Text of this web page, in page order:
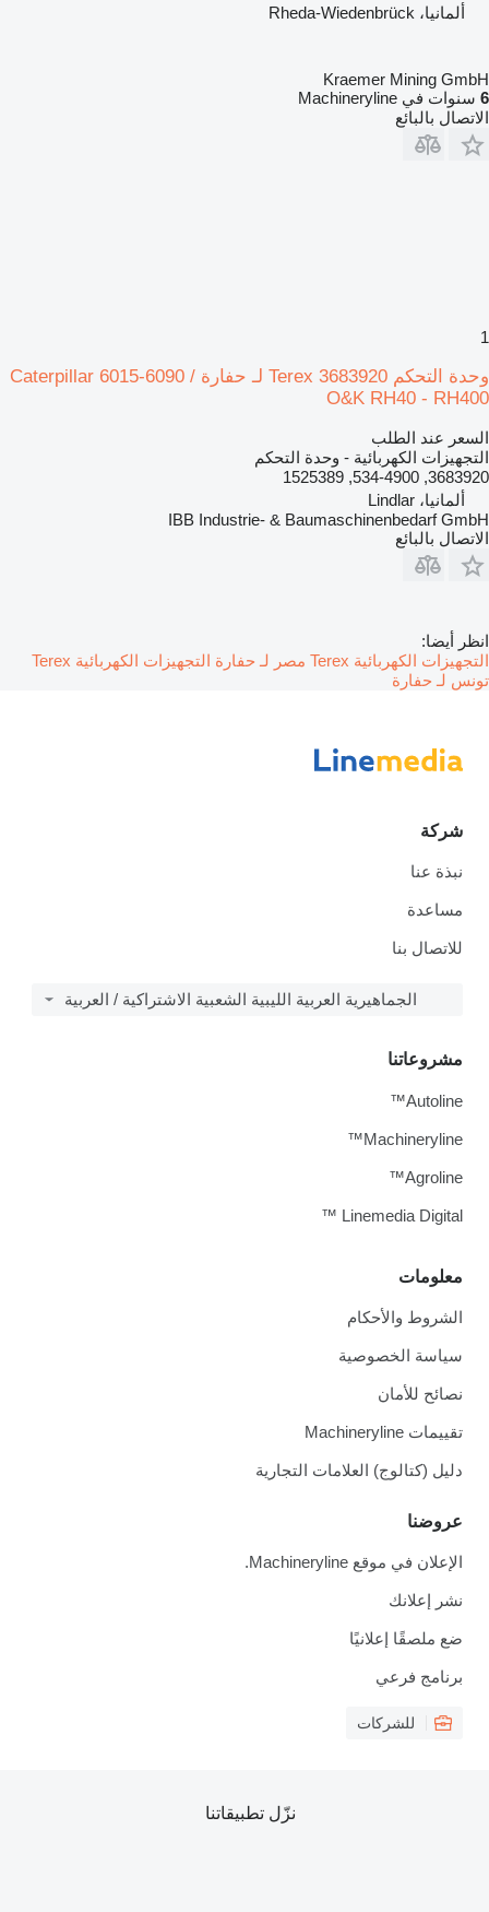
ألمانيا، Rheda-Wiedenbrück
Kraemer Mining GmbH
6 سنوات في Machineryline
الاتصال بالبائع
1
وحدة التحكم Terex 3683920 لـ حفارة Caterpillar 6015-6090 /
O&K RH40 - RH400
السعر عند الطلب
التجهيزات الكهربائية - وحدة التحكم
3683920, 534-4900, 1525389
ألمانيا، Lindlar
IBB Industrie- & Baumaschinenbedarf GmbH
الاتصال بالبائع
انظر أيضا:
التجهيزات الكهربائية Terex مصر لـ حفارة
التجهيزات الكهربائية Terex
تونس لـ حفارة
شركة
نبذة عنا
مساعدة
للاتصال بنا
الجماهيرية العربية الليبية الشعبية الاشتراكية / العربية
معلومات
الشروط والأحكام
سياسة الخصوصية
نصائح للأمان
تقييمات Machineryline
دليل (كتالوج) العلامات التجارية
عروضنا
الإعلان في موقع Machineryline.
نشر إعلانك
ضع ملصقًا إعلانيًا
برنامج فرعي
للشركات
مشروعاتنا
Autoline™
Machineryline™
Agroline™
Linemedia Digital ™
نزّل تطبيقاتنا